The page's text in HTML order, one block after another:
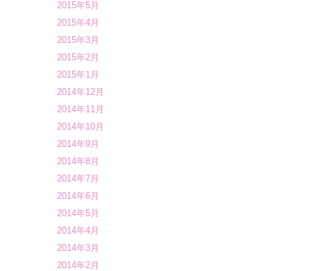
2015年5月
2015年4月
2015年3月
2015年2月
2015年1月
2014年12月
2014年11月
2014年10月
2014年9月
2014年8月
2014年7月
2014年6月
2014年5月
2014年4月
2014年3月
2014年2月